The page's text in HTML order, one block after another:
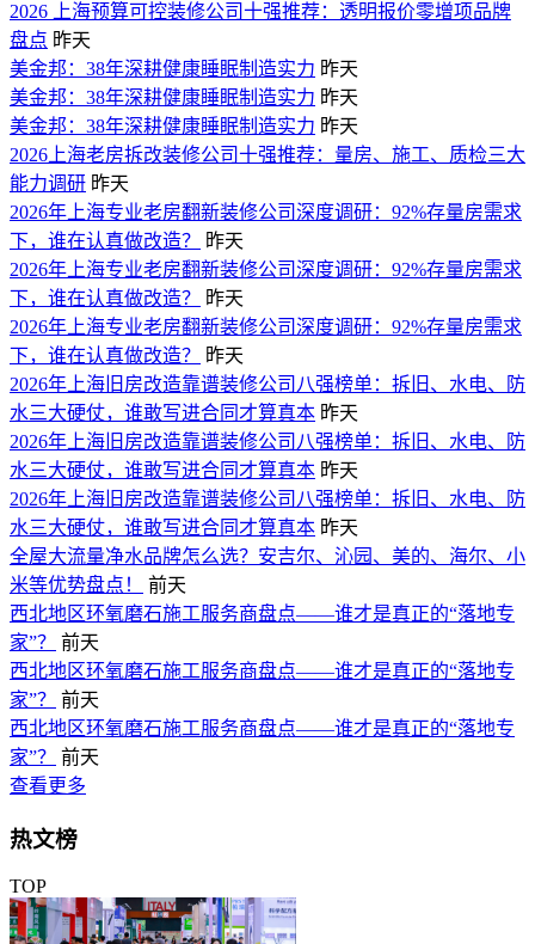
2026 上海预算可控装修公司十强推荐：透明报价零增项品牌
盘点 昨天
美金邦：38年深耕健康睡眠制造实力 昨天
美金邦：38年深耕健康睡眠制造实力 昨天
美金邦：38年深耕健康睡眠制造实力 昨天
2026上海老房拆改装修公司十强推荐：量房、施工、质检三大
能力调研 昨天
2026年上海专业老房翻新装修公司深度调研：92%存量房需求
下，谁在认真做改造？
昨天
2026年上海专业老房翻新装修公司深度调研：92%存量房需求
下，谁在认真做改造？
昨天
2026年上海专业老房翻新装修公司深度调研：92%存量房需求
下，谁在认真做改造？
昨天
2026年上海旧房改造靠谱装修公司八强榜单：拆旧、水电、防
水三大硬仗，谁敢写进合同才算真本 昨天
2026年上海旧房改造靠谱装修公司八强榜单：拆旧、水电、防
水三大硬仗，谁敢写进合同才算真本 昨天
2026年上海旧房改造靠谱装修公司八强榜单：拆旧、水电、防
水三大硬仗，谁敢写进合同才算真本 昨天
全屋大流量净水品牌怎么选？安吉尔、沁园、美的、海尔、小
米等优势盘点！
前天
西北地区环氧磨石施工服务商盘点——谁才是真正的“落地专
家”？
前天
西北地区环氧磨石施工服务商盘点——谁才是真正的“落地专
家”？
前天
西北地区环氧磨石施工服务商盘点——谁才是真正的“落地专
家”？
前天
查看更多
热文榜
TOP